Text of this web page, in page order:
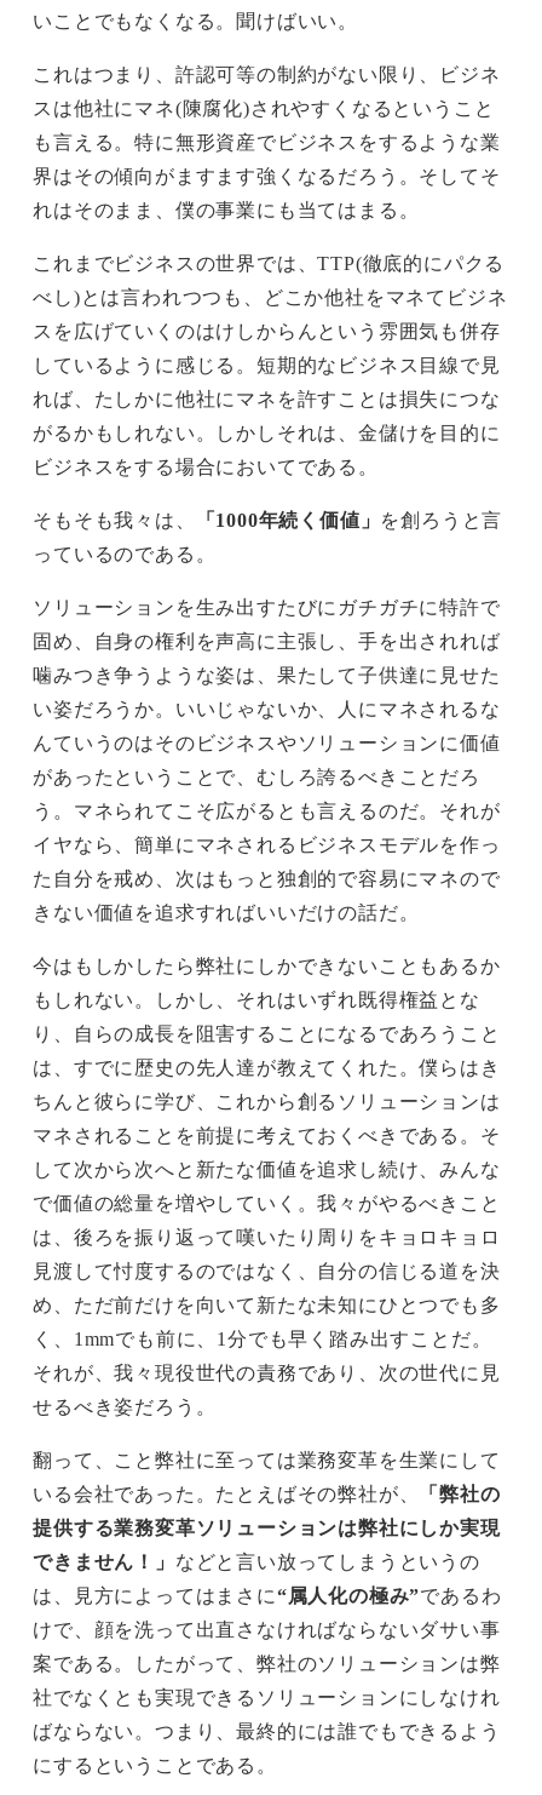
いことでもなくなる。聞けばいい。
これはつまり、許認可等の制約がない限り、ビジネ
スは他社にマネ(陳腐化)されやすくなるということ
も言える。特に無形資産でビジネスをするような業
界はその傾向がますます強くなるだろう。そしてそ
れはそのまま、僕の事業にも当てはまる。
これまでビジネスの世界では、TTP(徹底的にパクる
べし)とは言われつつも、どこか他社をマネてビジネ
スを広げていくのはけしからんという雰囲気も併存
しているように感じる。短期的なビジネス目線で見
れば、たしかに他社にマネを許すことは損失につな
がるかもしれない。しかしそれは、金儲けを目的に
ビジネスをする場合においてである。
そもそも我々は、 「1000年続く価値」 を創ろうと言
っているのである。
ソリューションを生み出すたびにガチガチに特許で
固め、自身の権利を声高に主張し、手を出されれば
噛みつき争うような姿は、果たして子供達に見せた
い姿だろうか。いいじゃないか、人にマネされるな
んていうのはそのビジネスやソリューションに価値
があったということで、むしろ誇るべきことだろ
う。マネられてこそ広がるとも言えるのだ。それが
イヤなら、簡単にマネされるビジネスモデルを作っ
た自分を戒め、次はもっと独創的で容易にマネので
きない価値を追求すればいいだけの話だ。
今はもしかしたら弊社にしかできないこともあるか
もしれない。しかし、それはいずれ既得権益とな
り、自らの成長を阻害することになるであろうこと
は、すでに歴史の先人達が教えてくれた。僕らはき
ちんと彼らに学び、これから創るソリューションは
マネされることを前提に考えておくべきである。そ
して次から次へと新たな価値を追求し続け、みんな
で価値の総量を増やしていく。我々がやるべきこと
は、後ろを振り返って嘆いたり周りをキョロキョロ
見渡して忖度するのではなく、自分の信じる道を決
め、ただ前だけを向いて新たな未知にひとつでも多
く、1mmでも前に、1分でも早く踏み出すことだ。
それが、我々現役世代の責務であり、次の世代に見
せるべき姿だろう。
翻って、こと弊社に至っては業務変革を生業にして
いる会社であった。たとえばその弊社が、
「弊社の
提供する業務変革ソリューションは弊社にしか実現
できません！」 などと言い放ってしまうというの
は、見方によってはまさに“属人化の極み”であるわ
けで、顔を洗って出直さなければならないダサい事
案である。したがって、弊社のソリューションは弊
社でなくとも実現できるソリューションにしなけれ
ばならない。つまり、最終的には誰でもできるよう
にするということである。